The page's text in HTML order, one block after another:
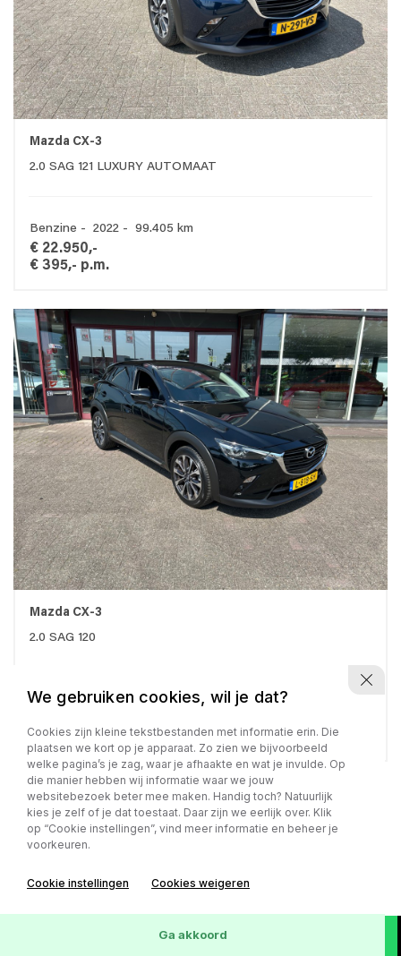
Mazda CX-3
2.0 SAG 121 LUXURY AUTOMAAT
Benzine - 2022 - 99.405 km
€ 22.950,-
€ 395,- p.m.
Mazda CX-3
2.0 SAG 120
Benzine - 2018 - 75.200 km
€ 318,- p.m.
We gebruiken cookies, wil je dat?
Cookies zijn kleine tekstbestanden met informatie erin. Die
plaatsen we kort op je apparaat. Zo zien we bijvoorbeeld
welke pagina’s je zag, waar je afhaakte en wat je invulde. Op
die manier hebben wij informatie waar we jouw
websitebezoek beter mee maken. Handig toch? Natuurlijk
kies je zelf of je dat toestaat. Daar zijn we eerlijk over. Klik
op “Cookie instellingen”, vind meer informatie en beheer je
voorkeuren.
Cookie instellingen Cookies weigeren
Ga akkoord